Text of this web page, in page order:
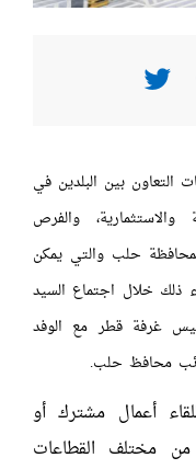
بين البلدين في
والفرص
حلب والتي يمكن
ذلك خلال اجتماع السيد
غرفة قطر مع الوفد
محافظ حلب.
أعمال مشترك أو
مختلف القطاعات